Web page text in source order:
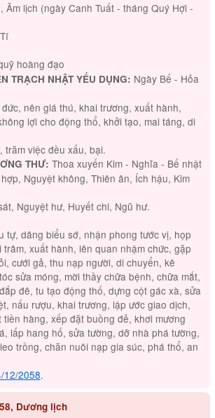
Âm lịch (ngày Canh Tuất - tháng Quý Hợi -
hoàng đạo
TRẠCH NHẬT YẾU DỤNG: Ngày Bế - Hỏa
nên giá thú, khai trương, xuất hành,
lợi cho động thổ, khởi tạo, mai táng, di
trăm việc đều xấu, bại.
THƯ: Thoa xuyến Kim - Nghĩa - Bế nhật
Nguyệt không, Thiên ân, Ích hậu, Kim
Nguyệt hư, Huyết chi, Ngũ hư.
tự, dâng biểu sớ, nhận phong tước vị, họp
xuất hành, lên quan nhậm chức, gặp
cưới gả, thu nạp người, di chuyển, kê
sửa móng, mời thầy chữa bệnh, chữa mắt,
đê, tu tạo động thố, dựng cột gác xà, sửa
nấu rượu, khai trương, lập ước giao dịch,
tiền hàng, xếp đặt buồng đẻ, khơi mương
lấp hang hố, sửa tường, dỡ nhà phá tường,
trồng, chăn nuôi nạp gia súc, phá thổ, an
12/2058.
Dương lịch